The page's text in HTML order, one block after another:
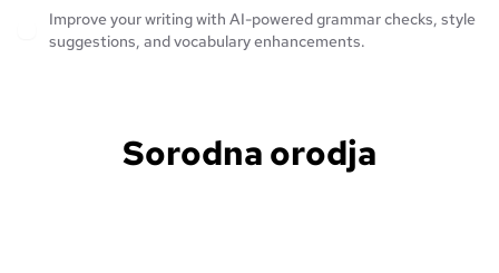
Improve your writing with AI-powered grammar checks, style
suggestions, and vocabulary enhancements.
Sorodna orodja